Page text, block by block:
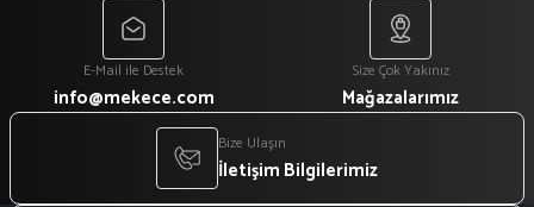
E-Mail ile Destek
info@mekece.com
Size Çok Yakınız
Mağazalarımız
Bize Ulaşın
İletişim Bilgilerimiz